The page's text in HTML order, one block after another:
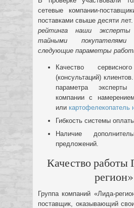
сетевые компании-
поставками свыше десяти лет.
рейтинга наши эксперты
тайными
следующие параметры
Качество
(консультаций)
параметра
компании с
или картофелекопатель
Гибкость системы
Наличие
предложений.
Качество
регион»
Группа компаний «Лида-
поставщик, оказывающий